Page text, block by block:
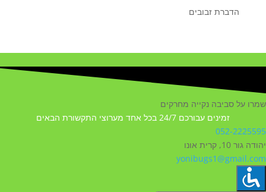
הדברת זבובים
שמרו על סביבה נקייה מחרקים
זמינים עבורכם 24/7 בכל אחד מערוצי התקשורת הבאים
052-2225595
יהודה גור 10, קרית אונו
yonibugs1@gmail.com